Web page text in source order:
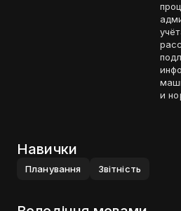
и
Навички
Планування Звiтнiсть